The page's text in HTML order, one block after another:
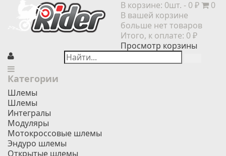
В корзине: 0шт. - 0 ₽
0
В вашей корзине
больше нет товаров
Итого, к оплате: 0 ₽
Просмотр корзины
Категории
Шлемы
Шлемы
Интегралы
Модуляры
Мотокроссовые шлемы
Эндуро шлемы
Открытые шлемы